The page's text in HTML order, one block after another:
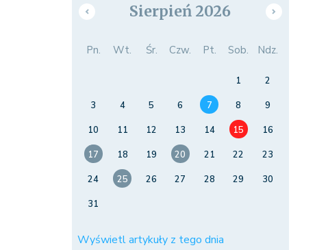
Sierpień 2026
Pn. Wt. Śr. Czw. Pt. Sob. Ndz.
1
2
3
4 5 6 7 8
9
10
11 12 13 14 15
16
17
18 19 20 21 22
23
24
25 26 27 28 29
30
31
Wyświetl artykuły z tego dnia